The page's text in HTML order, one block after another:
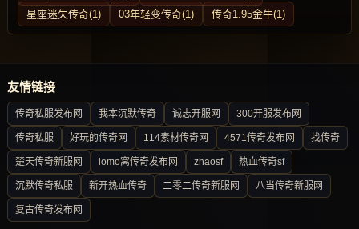
星座迷失传奇(1)
03年轻变传奇(1) 传奇1.95金牛(1)
友情链接
传奇私服发布网 我本沉默传奇 诚志开服网 300开服发布网
传奇私服 好玩的传奇网 114素材传奇网 4571传奇发布网 找传奇
楚天传奇新服网 lomo窝传奇发布网 zhaosf 热血传奇sf
沉默传奇私服 新开热血传奇 二零二传奇新服网 八当传奇新服网
复古传奇发布网